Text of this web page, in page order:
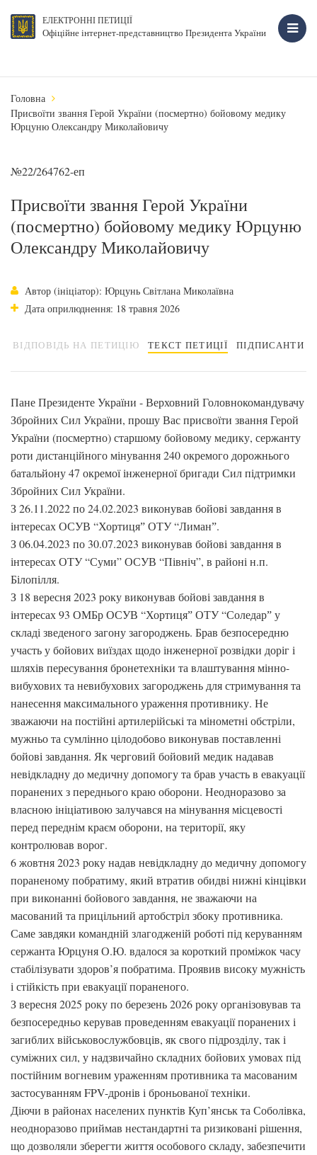
ЕЛЕКТРОННІ ПЕТИЦІЇ
Офіційне інтернет-представництво Президента України
Головна
Присвоїти звання Герой України (посмертно) бойовому медику
Юрцуню Олександру Миколайовичу
№22/264762-еп
Присвоїти звання Герой України
(посмертно) бойовому медику Юрцуню
Олександру Миколайовичу
Автор (ініціатор): Юрцунь Світлана Миколаївна
Дата оприлюднення: 18 травня 2026
ВІДПОВІДЬ НА ПЕТИЦІЮ ТЕКСТ ПЕТИЦІЇ ПІДПИСАНТИ
Пане Президенте України - Верховний Головнокомандувачу
Збройних Сил України, прошу Вас присвоїти звання Герой
України (посмертно) старшому бойовому медику, сержанту
роти дистанційного мінування 240 окремого дорожнього
батальйону 47 окремої інженерної бригади Сил підтримки
Збройних Сил України.
З 26.11.2022 по 24.02.2023 виконував бойові завдання в
інтересах ОСУВ “Хортицяˮ ОТУ “Лиманˮ.
З 06.04.2023 по 30.07.2023 виконував бойові завдання в
інтересах ОТУ “Суми” ОСУВ “Північ”, в районі н.п.
Білопілля.
З 18 вересня 2023 року виконував бойові завдання в
інтересах 93 ОМБр ОСУВ “Хортицяˮ ОТУ “Соледарˮ у
складі зведеного загону загороджень. Брав безпосередню
участь у бойових виїздах щодо інженерної розвідки доріг і
шляхів пересування бронетехніки та влаштування мінно-
вибухових та невибухових загороджень для стримування та
нанесення максимального ураження противнику. Не
зважаючи на постійні артилерійські та мінометні обстріли,
мужньо та сумлінно цілодобово виконував поставленні
бойові завдання. Як черговий бойовий медик надавав
невідкладну до медичну допомогу та брав участь в евакуації
поранених з переднього краю оборони. Неодноразово за
власною ініціативою залучався на мінування місцевості
перед переднім краєм оборони, на території, яку
контролював ворог.
6 жовтня 2023 року надав невідкладну до медичну допомогу
пораненому побратиму, який втратив обидві нижні кінцівки
при виконанні бойового завдання, не зважаючи на
масований та прицільний артобстріл збоку противника.
Саме завдяки командній злагодженій роботі під керуванням
сержанта Юрцуня О.Ю. вдалося за короткий проміжок часу
стабілізувати здоров’я побратима. Проявив високу мужність
і стійкість при евакуації пораненого.
З вересня 2025 року по березень 2026 року організовував та
безпосередньо керував проведенням евакуації поранених і
загиблих військовослужбовців, як свого підрозділу, так і
суміжних сил, у надзвичайно складних бойових умовах під
постійним вогневим ураженням противника та масованим
застосуванням FPV-дронів і броньованої техніки.
Діючи в районах населених пунктів Куп’янськ та Соболівка,
неодноразово приймав нестандартні та ризиковані рішення,
що дозволяли зберегти життя особового складу, забезпечити